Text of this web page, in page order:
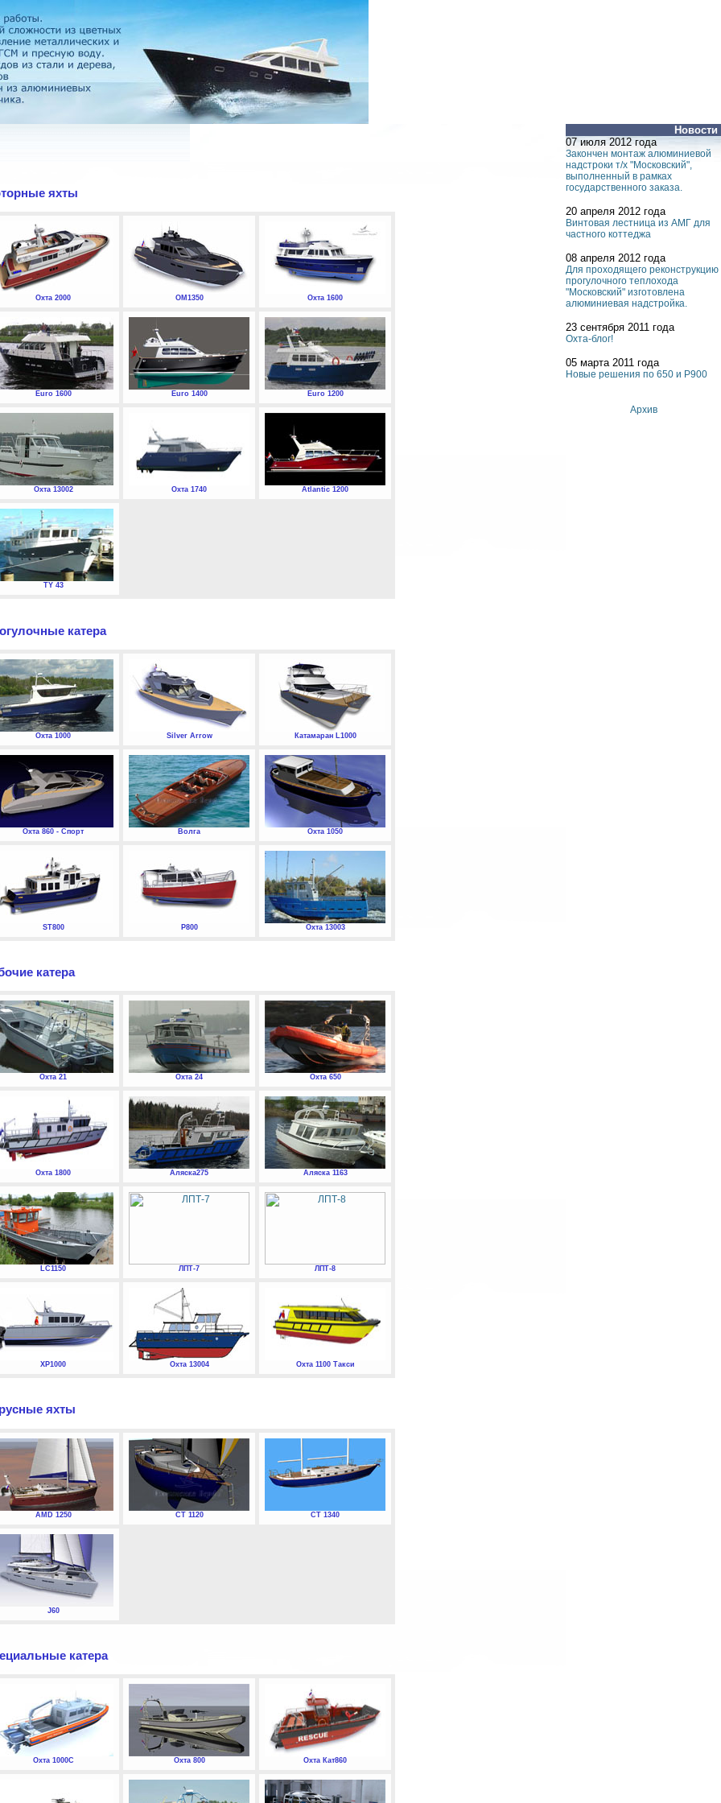
Новости
07 июля 2012 года
Закончен монтаж алюминиевой
надстроки т/х "Московский",
выполненный в рамках
государственного заказа.
20 апреля 2012 года
Винтовая лестница из АМГ для
частного коттеджа
08 апреля 2012 года
Для проходящего реконструкцию
прогулочного теплохода
"Московский" изготовлена
алюминиевая надстройка.
23 сентября 2011 года
Охта-блог!
05 марта 2011 года
Новые решения по 650 и P900
Архив
яхты
Охта 2000 ОМ1350 Охта 1600
Euro 1600 Euro 1400 Euro 1200
Охта 13002 Охта 1740 Atlantic 1200
TY 43
катера
Охта 1000 Silver Arrow Катамаран L1000
Охта 860 - Спорт Волга Охта 1050
ST800 P800 Охта 13003
катера
Охта 21 Охта 24 Охта 650
Охта 1800 Аляска275 Аляска 1163
LC1150 ЛПТ-7 ЛПТ-8
XP1000 Охта 13004 Охта 1100 Такси
яхты
AMD 1250 СТ 1120 СТ 1340
J60
катера
Охта 1000С Охта 800 Охта Кат860